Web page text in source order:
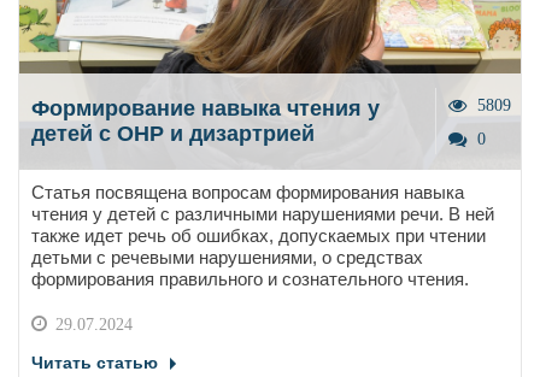
Формирование навыка чтения у
детей с ОНР и дизартрией
5809
0
Статья посвящена вопросам формирования навыка
чтения у детей с различными нарушениями речи. В ней
также идет речь об ошибках, допускаемых при чтении
детьми с речевыми нарушениями, о средствах
формирования правильного и сознательного чтения.
29.07.2024
Читать статью